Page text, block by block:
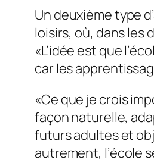
Un deuxième type
loisirs, où, dans les
«L’idée est que
car les
«Ce que je crois
façon naturelle,
futurs adultes et
autrement, l’école